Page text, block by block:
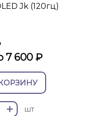
Jk (120гц)
7 600 ₽
шт